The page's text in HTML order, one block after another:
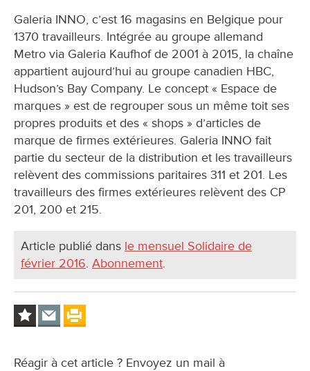
Galeria INNO, c’est 16 magasins en Belgique pour
1370 travailleurs. Intégrée au groupe allemand
Metro via Galeria Kaufhof de 2001 à 2015, la chaîne
appartient aujourd’hui au groupe canadien HBC,
Hudson’s Bay Company. Le concept « Espace de
marques » est de regrouper sous un même toit ses
propres produits et des « shops » d’articles de
marque de firmes extérieures. Galeria INNO fait
partie du secteur de la distribution et les travailleurs
relèvent des commissions paritaires 311 et 201. Les
travailleurs des firmes extérieures relèvent des CP
201, 200 et 215.
Article publié dans le mensuel Solidaire de
février 2016. Abonnement.
Réagir à cet article ? Envoyez un mail à